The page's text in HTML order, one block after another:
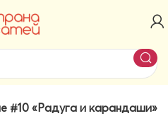
#10 «Радуга и карандаши»